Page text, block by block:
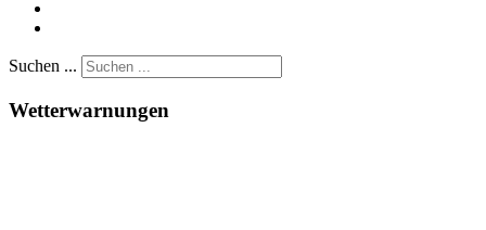
Suchen ...
Wetterwarnungen